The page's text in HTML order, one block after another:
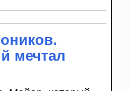
мечтал